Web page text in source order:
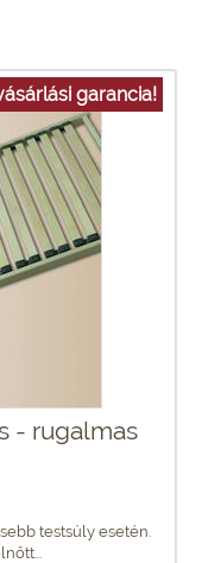
garancia!
- rugalmas
testsúly esetén.